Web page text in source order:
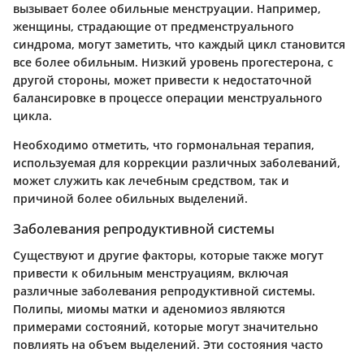
вызывает более обильные менструации. Например,
женщины, страдающие от предменструального
синдрома, могут заметить, что каждый цикл становится
все более обильным. Низкий уровень прогестерона, с
другой стороны, может привести к недостаточной
балансировке в процессе операции менструального
цикла.
Необходимо отметить, что гормональная терапия,
используемая для коррекции различных заболеваний,
может служить как лечебным средством, так и
причиной более обильных выделений.
Заболевания репродуктивной системы
Существуют и другие факторы, которые также могут
привести к обильным менструациям, включая
различные заболевания репродуктивной системы.
Полипы, миомы матки и аденомиоз являются
примерами состояний, которые могут значительно
повлиять на объем выделений. Эти состояния часто